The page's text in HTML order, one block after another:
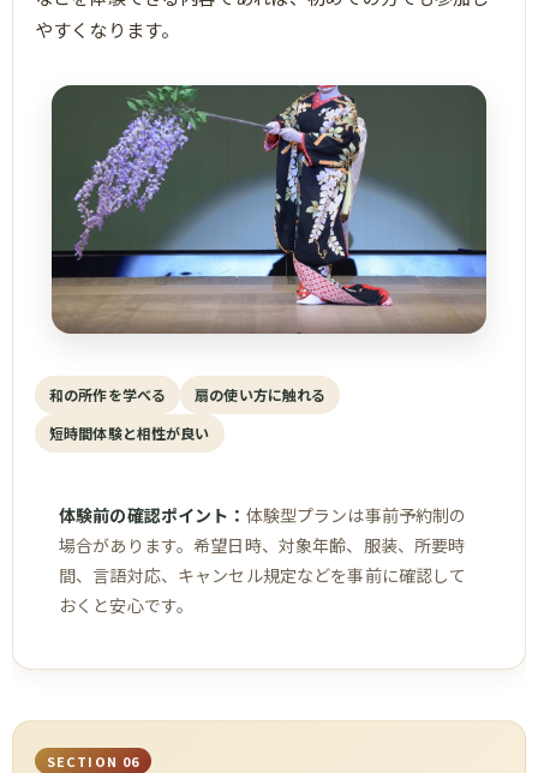
やすくなります。
和の所作を学べる
扇の使い方に触れる
短時間体験と相性が良い
体験前の確認ポイント： 体験型プランは事前予約制の
場合があります。希望日時、対象年齢、服装、所要時
間、言語対応、キャンセル規定などを事前に確認して
おくと安心です。
SECTION 06